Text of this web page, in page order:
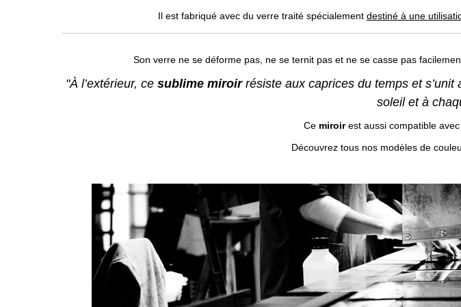
Il est fabriqué avec du verre traité spécialement destiné à une
Son verre ne se déforme pas, ne se ternit pas et ne se casse pas
"À l’extérieur, ce sublime miroir résiste aux caprices du temps et
soleil et à
Cemiroirest aussi compatible
Découvrez tous nos modèles de